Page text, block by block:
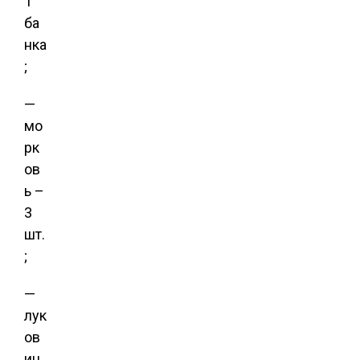
ба
нка
;
—
мо
рк
ов
ь –
3
шт.
;
—
лук
ов